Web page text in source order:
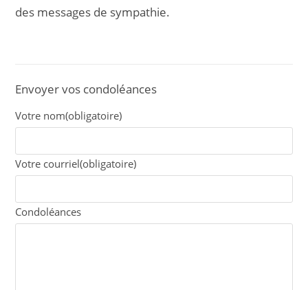
des messages de sympathie.
Envoyer vos condoléances
Votre nom(obligatoire)
Votre courriel(obligatoire)
Condoléances